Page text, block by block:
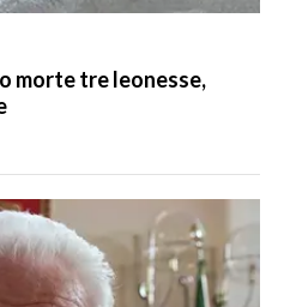
morte tre leonesse,